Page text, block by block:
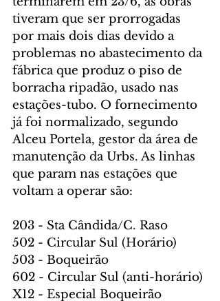
tiveram que ser prorrogadas
por mais dois dias devido a
problemas no abastecimento da
fábrica que produz o piso de
borracha ripadão, usado nas
estações-tubo. O fornecimento
já foi normalizado, segundo
Alceu Portela, gestor da área de
manutenção da Urbs. As linhas
que param nas estações que
voltam a operar são:
203 - Sta Cândida/C. Raso
502 - Circular Sul (Horário)
503 - Boqueirão
602 - Circular Sul (anti-horário)
X12 - Especial Boqueirão